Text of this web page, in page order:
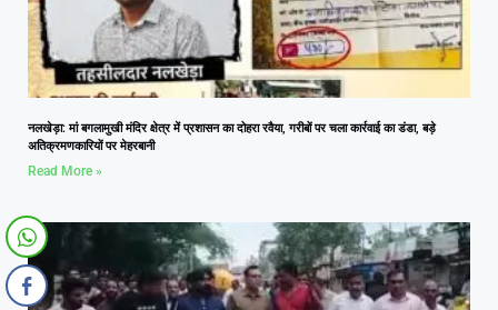
नलखेड़ा: मां बगलामुखी मंदिर क्षेत्र में प्रशासन का दोहरा रवैया, गरीबों पर चला कार्रवाई का डंडा, बड़े
अतिक्रमणकारियों पर मेहरबानी
Read More »